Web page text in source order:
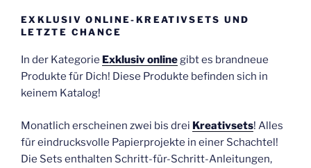
EXKLUSIV ONLINE-KREATIVSETS UND
LETZTE CHANCE
In der Kategorie Exklusiv onlinegibt es brandneue
Produkte für Dich! Diese Produkte befinden sich in
keinem Katalog!
Monatlich erscheinen zwei bis drei Kreativsets! Alles
für eindrucksvolle Papierprojekte in einer Schachtel!
Die Sets enthalten Schritt-für-Schritt-Anleitungen,